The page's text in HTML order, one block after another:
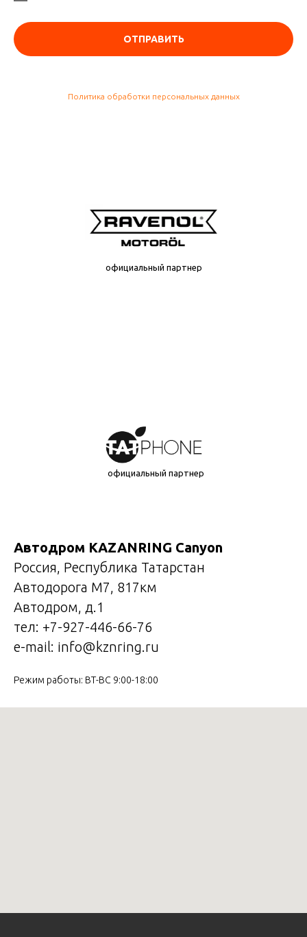
ОТПРАВИТЬ
Политика обработки персональных данных
официальный партнер
официальный партнер
Aвтодром KAZANRING Canyon
Россия, Республика Татарстан
Автодорога М7, 817км
Автодром, д.1
тел: +7-927-446-66-76
e-mail: info@kznring.ru
Режим работы: ВТ-ВС 9:00-18:00